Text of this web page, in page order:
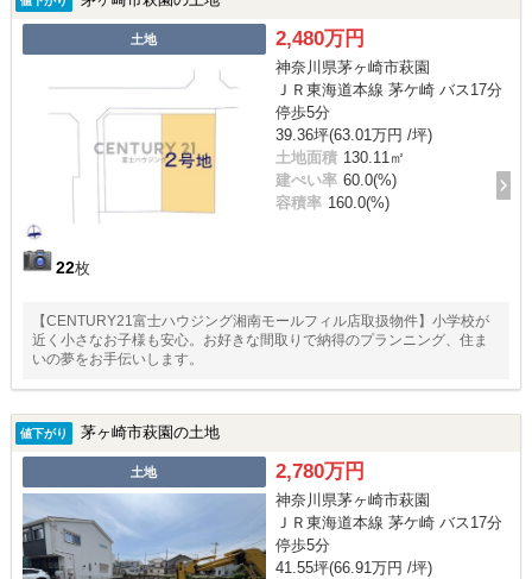
土地
22枚
2,480万円
神奈川県茅ヶ崎市萩園
ＪＲ東海道本線 茅ケ崎 バス17分
停歩5分
39.36坪(63.01万円 /坪)
土地面積 130.11㎡
建ぺい率 60.0(%)
容積率 160.0(%)
【CENTURY21富士ハウジング湘南モールフィル店取扱物件】小学校が
近く小さなお子様も安心。お好きな間取りで納得のプランニング、住ま
いの夢をお手伝いします。
値下がり 茅ヶ崎市萩園の土地
土地 2,780万円
神奈川県茅ヶ崎市萩園
ＪＲ東海道本線 茅ケ崎 バス17分
停歩5分
41.55坪(66.91万円 /坪)